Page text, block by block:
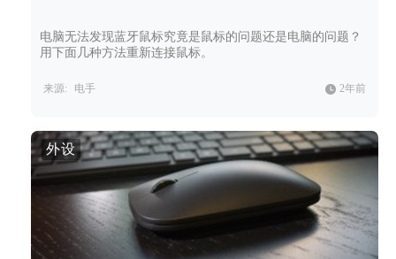
电脑无法发现蓝牙鼠标究竟是鼠标的问题还是电脑的问题？
用下面几种方法重新连接鼠标。
来源: 电手 2年前
外设